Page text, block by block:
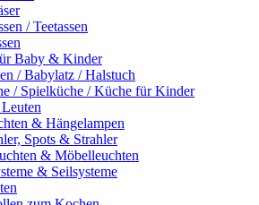
/ Teetassen
Baby & Kinder
/ Babylatz / Halstuch
/ Spielküche / Küche für Kinder
& Hängelampen
Spots & Strahler
& Möbelleuchten
& Seilsysteme